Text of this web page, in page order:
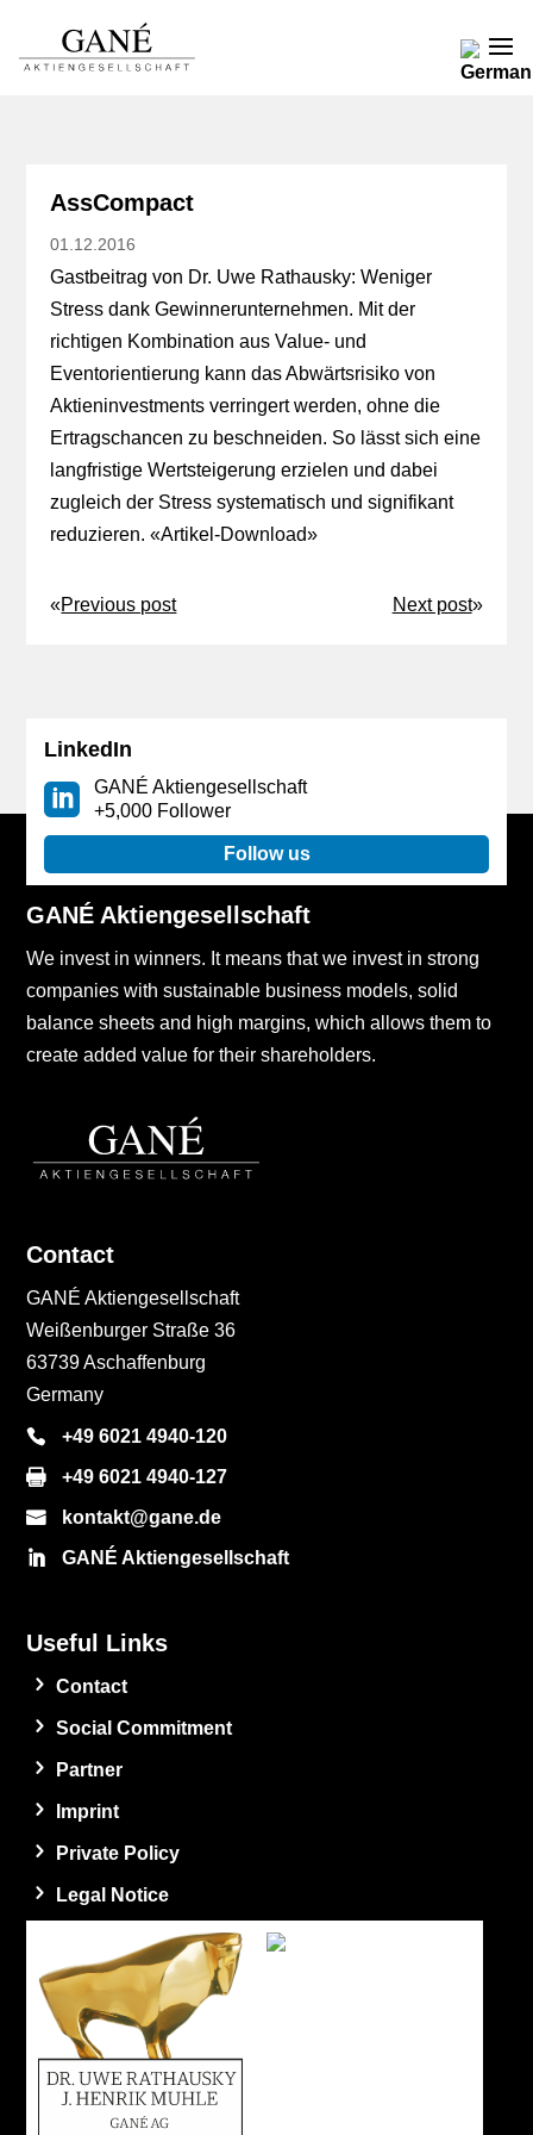
AssCompact
01.12.2016
Gastbeitrag von Dr. Uwe Rathausky: Weniger
Stress dank Gewinnerunternehmen. Mit der
richtigen Kombination aus Value- und
Eventorientierung kann das Abwärtsrisiko von
Aktieninvestments verringert werden, ohne die
Ertragschancen zu beschneiden. So lässt sich eine
langfristige Wertsteigerung erzielen und dabei
zugleich der Stress systematisch und signifikant
reduzieren. «Artikel-Download»
«Previous post Next post»
LinkedIn
GANÉ Aktiengesellschaft
+5,000 Follower
Follow us
GANÉ Aktiengesellschaft
We invest in winners. It means that we invest in strong
companies with sustainable business models, solid
balance sheets and high margins, which allows them to
create added value for their shareholders.
Contact
GANÉ Aktiengesellschaft
Weißenburger Straße 36
63739 Aschaffenburg
Germany
+49 6021 4940-120
+49 6021 4940-127
kontakt@gane.de
GANÉ Aktiengesellschaft
Useful Links
Contact
Social Commitment
Partner
Imprint
Private Policy
Legal Notice